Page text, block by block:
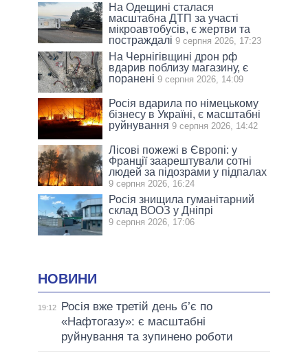
На Одещині сталася
масштабна ДТП за участі
мікроавтобусів, є жертви та
постраждалі 9 серпня 2026, 17:23
На Чернігівщині дрон рф
вдарив поблизу магазину, є
поранені 9 серпня 2026, 14:09
Росія вдарила по німецькому
бізнесу в Україні, є масштабні
руйнування 9 серпня 2026, 14:42
Лісові пожежі в Європі: у
Франції заарештували сотні
людей за підозрами у підпалах
9 серпня 2026, 16:24
Росія знищила гуманітарний
склад ВООЗ у Дніпрі
9 серпня 2026, 17:06
НОВИНИ
19:12
Росія вже третій день б’є по
«Нафтогазу»: є масштабні
руйнування та зупинено роботи